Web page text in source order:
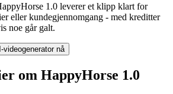
1.0 leverer et klipp klart for
eller kundegjennomgang - med kreditter
noe går galt.
videogenerator nå
om HappyHorse 1.0